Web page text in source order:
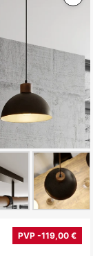
PVP -119,00 €